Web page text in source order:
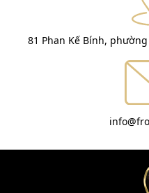
81 Phan Kế Bính,